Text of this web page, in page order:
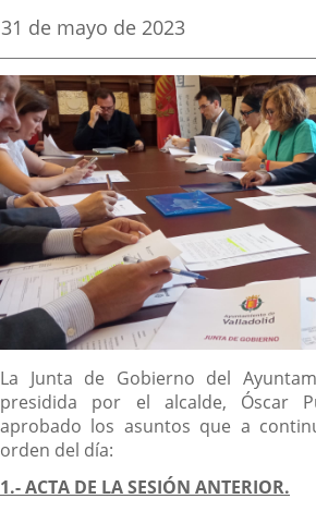
Fecha
la
noticia
31 de mayo de 2023
Descripción
La Junta de Gobierno del
presidida por el alcalde, Óscar
aprobado los asuntos que a
orden del día:
1.- ACTA DE LA SESIÓN ANTERIOR.